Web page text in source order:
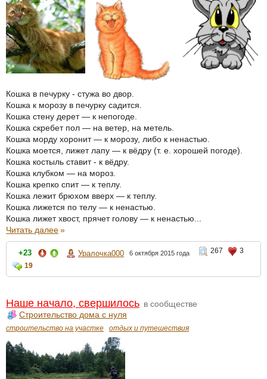
Кошка в печурку - стужа во двор.
Кошка к морозу в печурку садится.
Кошка стену дерет — к непогоде.
Кошка скребет пол — на ветер, на метель.
Кошка морду хоронит — к морозу, либо к ненастью.
Кошка моется, лижет лапу — к вёдру (т. е. хорошей погоде).
Кошка костыль ставит - к вёдру.
Кошка клубком — на мороз.
Кошка крепко спит — к теплу.
Кошка лежит брюхом вверх — к теплу.
Кошка лижется по телу — к ненастью.
Кошка лижет хвост, прячет голову — к ненастью...
Читать далее»
+23 Уралочка000 6 октября 2015 года 267
3
19
Наше начало, свершилось в сообществе
Строительство дома с нуля
строительство на участке отдых и путешествия